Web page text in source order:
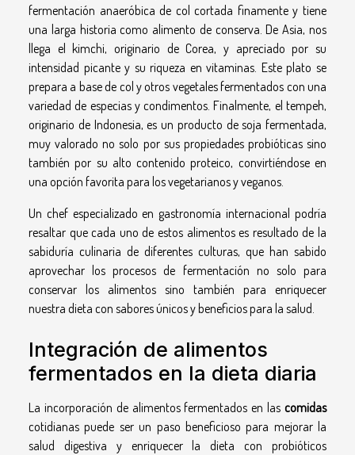
fermentación anaeróbica de col cortada finamente y tiene
una larga historia como alimento de conserva. De Asia, nos
llega el kimchi, originario de Corea, y apreciado por su
intensidad picante y su riqueza en vitaminas. Este plato se
prepara a base de col y otros vegetales fermentados con una
variedad de especias y condimentos. Finalmente, el tempeh,
originario de Indonesia, es un producto de soja fermentada,
muy valorado no solo por sus propiedades probióticas sino
también por su alto contenido proteico, convirtiéndose en
una opción favorita para los vegetarianos y veganos.
Un chef especializado en gastronomía internacional podría
resaltar que cada uno de estos alimentos es resultado de la
sabiduría culinaria de diferentes culturas, que han sabido
aprovechar los procesos de fermentación no solo para
conservar los alimentos sino también para enriquecer
nuestra dieta con sabores únicos y beneficios para la salud.
Integración de alimentos
fermentados en la dieta diaria
La incorporación de alimentos fermentados en las comidas
cotidianas puede ser un paso beneficioso para mejorar la
salud digestiva y enriquecer la dieta con probióticos